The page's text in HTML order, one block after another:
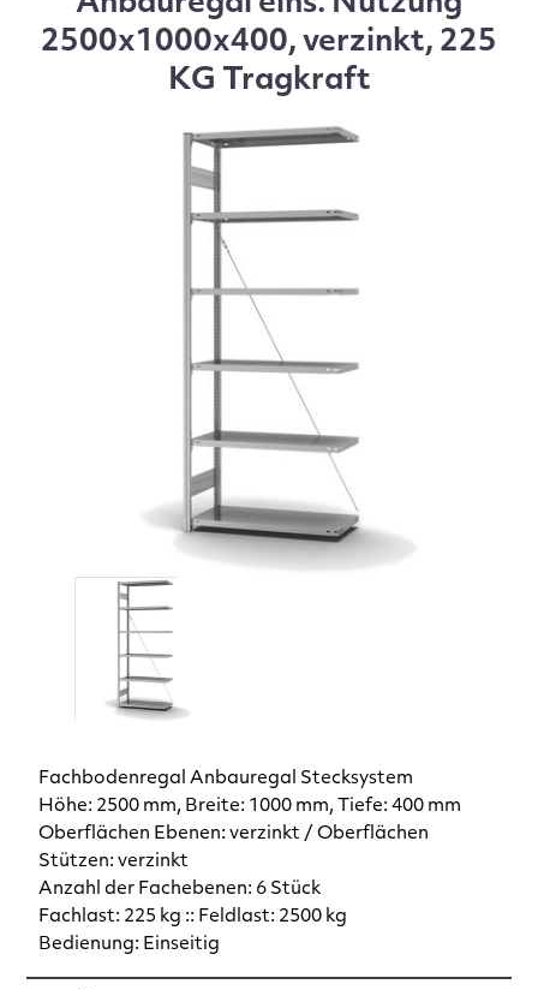
2500x1000x400, verzinkt, 225
KG Tragkraft
Fachbodenregal Anbauregal Stecksystem
Höhe: 2500 mm, Breite: 1000 mm, Tiefe: 400 mm
Oberflächen Ebenen: verzinkt / Oberflächen
Stützen: verzinkt
Anzahl der Fachebenen: 6 Stück
Fachlast: 225 kg :: Feldlast: 2500 kg
Bedienung: Einseitig